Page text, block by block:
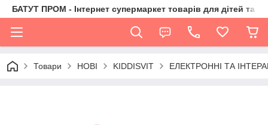
БАТУТ ПРОМ - Інтернет супермаркет товарів для дітей та їх
Товари НОВІ KIDDISVIT ЕЛЕКТРОННІ ТА